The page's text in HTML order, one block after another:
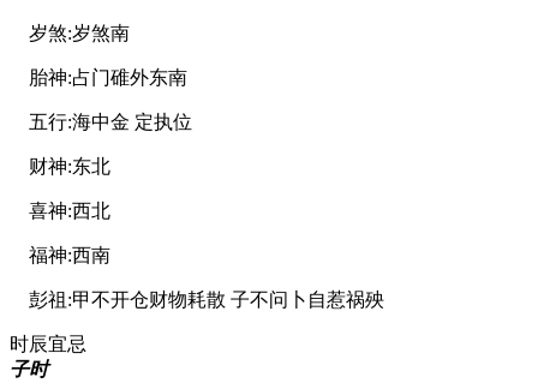
岁煞:岁煞南
胎神:占门碓外东南
五行:海中金 定执位
财神:东北
喜神:西北
福神:西南
彭祖:甲不开仓财物耗散 子不问卜自惹祸殃
时辰宜忌
子时